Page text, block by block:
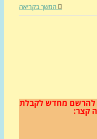
המשך בקריאה
מחדש לקבלת